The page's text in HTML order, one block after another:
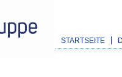
STARTSEITE